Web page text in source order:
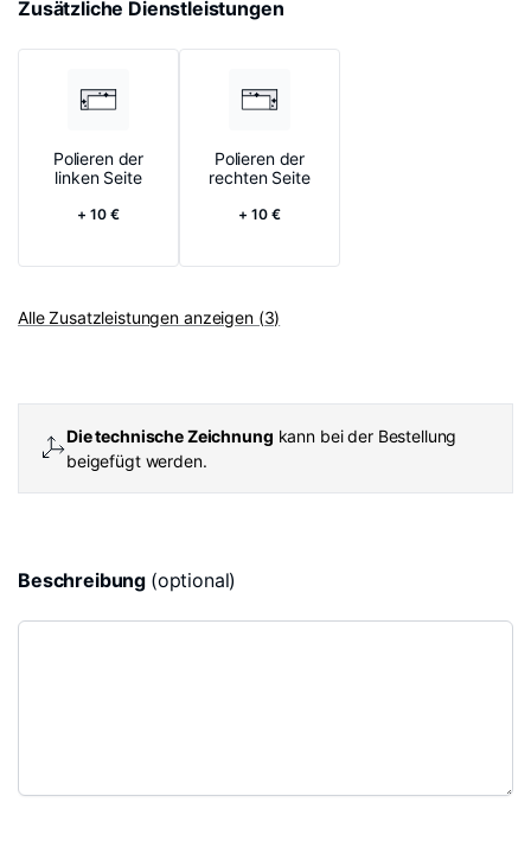
Zusätzliche Dienstleistungen
Polieren der
linken Seite
+ 10 €
Polieren der
rechten Seite
+ 10 €
Alle Zusatzleistungen anzeigen (3)
Die technische Zeichnung kann bei der Bestellung
beigefügt werden.
Beschreibung (optional)